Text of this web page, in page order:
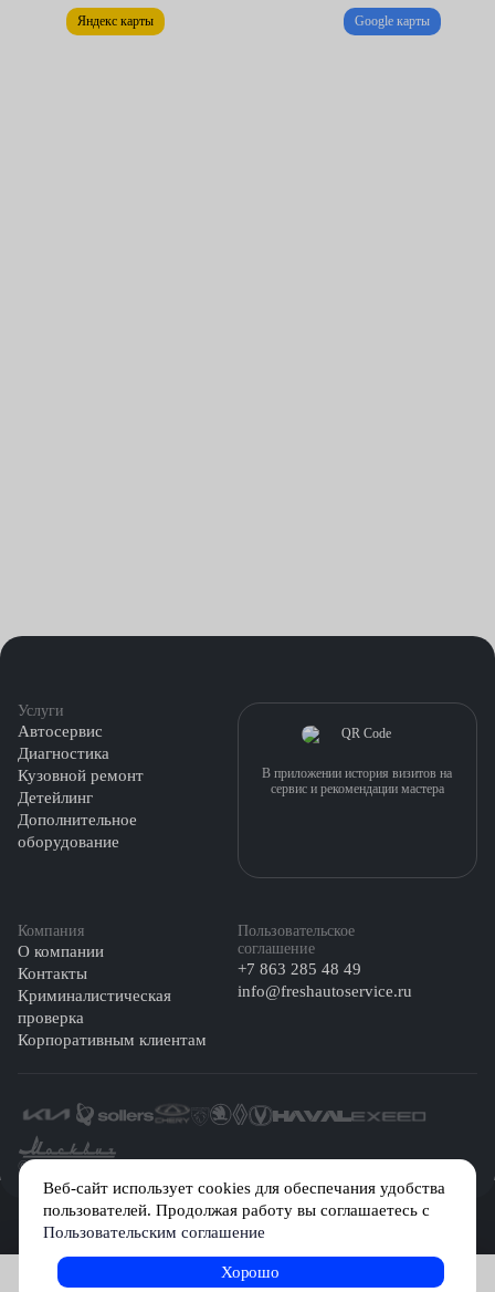
контроль состояния бензонасоса, клапанов.
Записаться на услугу
Яндекс карты Google карты
Веб-сайт использует cookies для обеспечания удобства
пользователей. Продолжая работу вы соглашаетесь с
Пользовательским соглашение
Хорошо
Услуги
Автосервис
Диагностика
Кузовной ремонт
Детейлинг
Дополнительное
оборудование
Компания
О компании
Контакты
Криминалистическая
проверка
Корпоративным клиентам
Пользовательское
соглашение
+7 863 285 48 49
info@freshautoservice.ru
В приложении история визитов на
сервис и рекомендации мастера
©️ 2026 Fresh Auto
Сетевое издание «Первый автомобильный маркетплейс» зарегистрировано
Решением Федеральной службы по надзору в сфере связи, информационных
технологий и массовых коммуникаций (Роскомнадзор) № Эл № ФС77-84512 от
29 декабря 2022 г.
Учредитель: Общество с ограниченной ответственностью «МБ-Авто»